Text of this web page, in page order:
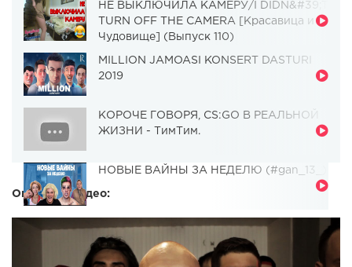
НЕ ВЫКЛЮЧИЛА КАМЕРУ/I DIDN&#39;T
TURN OFF THE CAMERA [Красавица и
Чудовище] (Выпуск 110)
MILLION JAMOASI KONSERT DASTURI
2019
КОРОЧЕ ГОВОРЯ, CS:GO В РЕАЛЬНОЙ
ЖИЗНИ - ТимТим.
НОВЫЕ ВАЙНЫ ЗА НЕДЕЛЮ (#gan_13_)
Описание видео: